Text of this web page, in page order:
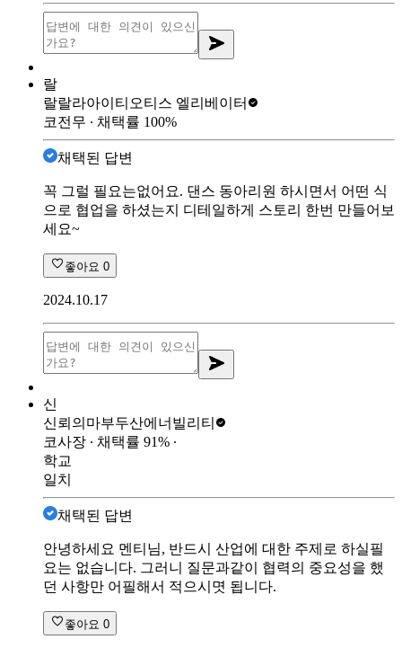
랄
랄랄라아이티 오티스 엘리베이터
코전무 ∙ 채택률 100%
채택된 답변
꼭 그럴 필요는없어요. 댄스 동아리원 하시면서 어떤 식
으로 협업을 하셨는지 디테일하게 스토리 한번 만들어보
세요~
좋아요 0
2024.10.17
신
신뢰의마부두산에너빌리티
코사장 ∙ 채택률 91% ∙
학교
일치
채택된 답변
안녕하세요 멘티님, 반드시 산업에 대한 주제로 하실필
요는 없습니다. 그러니 질문과같이 협력의 중요성을 했
던 사항만 어필해서 적으시몃 됩니다.
좋아요 0